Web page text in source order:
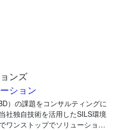
ニアリング（MBSE）の適用
ント制御）
、試験運用
オ自動生成等）
ビスを提供しております。
記フォームよりお申込下さい。
ンズ
ション
）の課題をコンサルティングに
社独自技術を活用したSILS環境
ワンストップでソリューション